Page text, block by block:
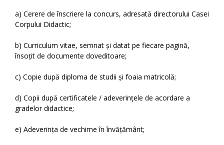
a) Cerere de înscriere la concurs, adresată directorului Casei
Corpului Didactic;
b) Curriculum vitae, semnat și datat pe fiecare pagină,
însoțit de documente doveditoare;
c) Copie după diploma de studii și foaia matricolă;
d) Copii după certificatele / adeverințele de acordare a
gradelor didactice;
e) Adeverința de vechime în învățământ;